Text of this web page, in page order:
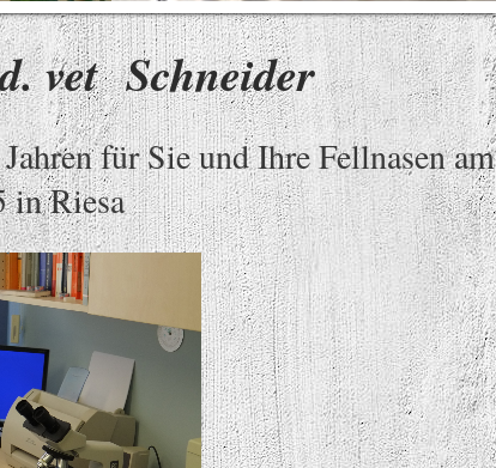
vet Schneider
für Sie und Ihre Fellnasen am
in Riesa